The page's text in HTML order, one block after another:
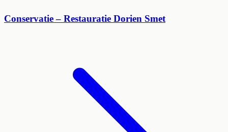
Conservatie – Restauratie Dorien Smet